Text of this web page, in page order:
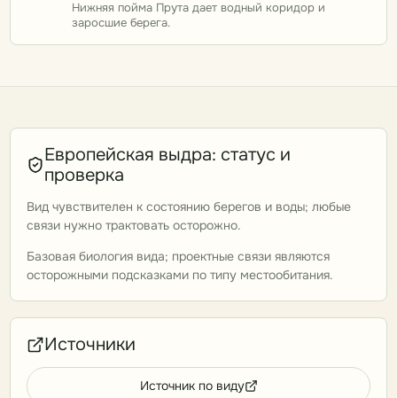
Нижняя пойма Прута дает водный коридор и
заросшие берега.
Европейская выдра: статус и
проверка
Вид чувствителен к состоянию берегов и воды; любые
связи нужно трактовать осторожно.
Базовая биология вида; проектные связи являются
осторожными подсказками по типу местообитания.
Источники
Источник по виду